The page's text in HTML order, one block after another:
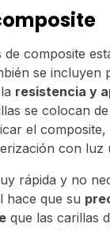
de composite
se incluyen
resistencia y
se colocan
el composite,
con luz
rápida y no
hace que su
que las carillas